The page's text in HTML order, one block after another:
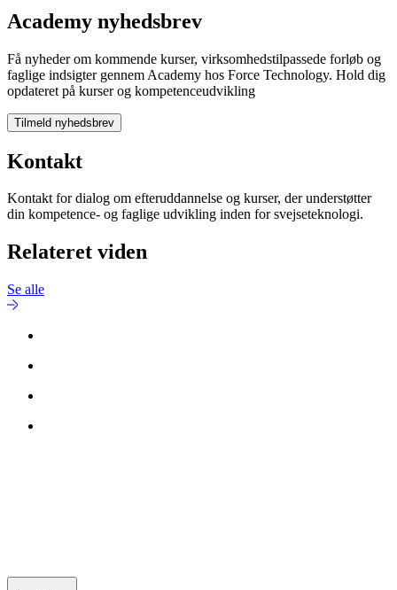
Academy nyhedsbrev
Få nyheder om kommende kurser, virksomhedstilpassede forløb og
faglige indsigter gennem Academy hos Force Technology. Hold dig
opdateret på kurser og kompetenceudvikling
Tilmeld nyhedsbrev
Kontakt
Kontakt for dialog om efteruddannelse og kurser, der understøtter
din kompetence- og faglige udvikling inden for svejseteknologi.
Relateret viden
Se alle